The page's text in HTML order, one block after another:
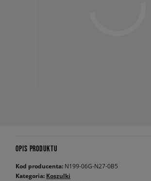
OPIS PRODUKTU
Kod producenta: N199-06G-N27-0B5
Kategoria: Koszulki